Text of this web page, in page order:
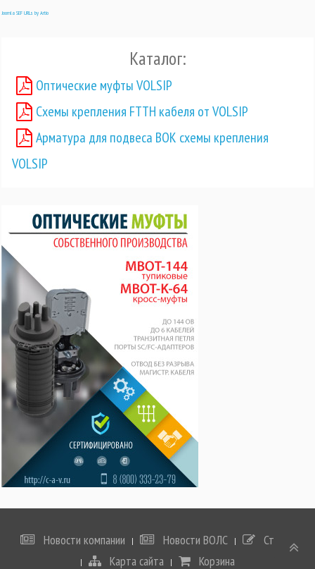
Joomla SEF URLs by Artio
Каталог:
Оптические муфты VOLSIP
Схемы крепления FTTH кабеля от VOLSIP
Арматура для подвеса ВОК схемы крепления
VOLSIP
Новости компании Новости ВОЛС
Статьи
Карта сайта
Корзина